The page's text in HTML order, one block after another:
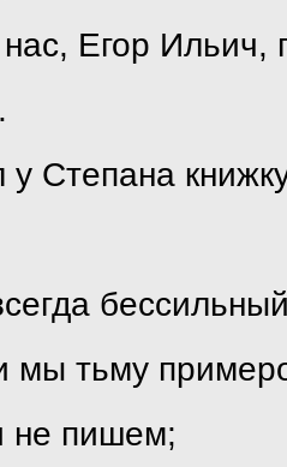
Егор Ильич,
Степана
мы тьму
не пишем;